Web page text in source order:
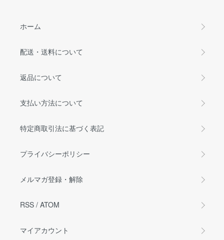
ホーム
配送・送料について
返品について
支払い方法について
特定商取引法に基づく表記
プライバシーポリシー
メルマガ登録・解除
RSS / ATOM
マイアカウント